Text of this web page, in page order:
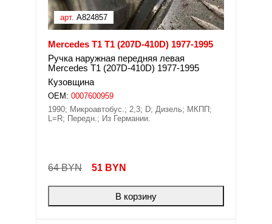
арт. A824857
Mercedes T1 T1 (207D-410D) 1977-1995
Ручка наружная передняя левая
Mercedes T1 (207D-410D) 1977-1995
Кузовщина
OEM: 0007600959
1990; Микроавтобус.; 2,3; D; Дизель; МКПП;
L=R; Передн.; Из Германии.
64 BYN 51 BYN
В корзину